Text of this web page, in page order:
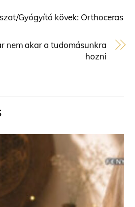
Gyógyító kövek: Orthoceras
nem akar a tudomásunkra
hozni